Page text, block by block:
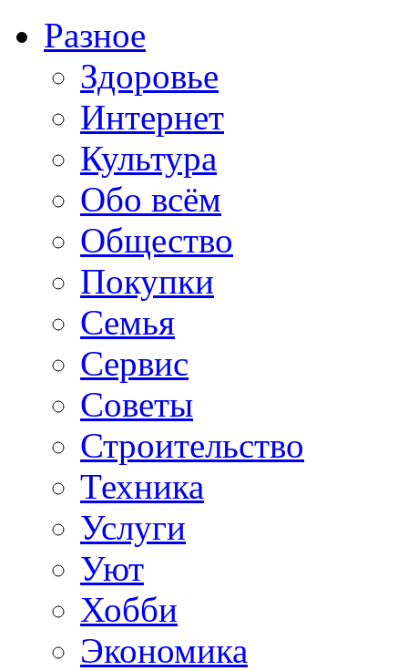
Разное
Здоровье
Интернет
Культура
Обо всём
Общество
Покупки
Семья
Сервис
Советы
Строительство
Техника
Услуги
Уют
Хобби
Экономика